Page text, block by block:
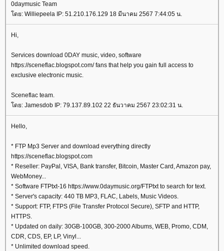
0daymusic Team
ดย: Williepeela IP: 51.210.176.129 18 มีนาคม 2567 7:44:05 น.
Hi,
Services download 0DAY music, video, software
https://sceneflac.blogspot.com/ fans that help you gain full access to
exclusive electronic music.
Sceneflac team.
ดย: Jamesdob IP: 79.137.89.102 22 ธันวาคม 2567 23:02:31 น.
Hello,
* FTP Mp3 Server and download everything directly
https://sceneflac.blogspot.com
* Reseller: PayPal, VISA, Bank transfer, Bitcoin, Master Card, Amazon pay,
WebMoney...
* Software FTPtxt-16 https://www.0daymusic.org/FTPtxt to search for text.
* Server's capacity: 440 TB MP3, FLAC, Labels, Music Videos.
* Support: FTP, FTPS (File Transfer Protocol Secure), SFTP and HTTP,
HTTPS.
* Updated on daily: 30GB-100GB, 300-2000 Albums, WEB, Promo, CDM,
CDR, CDS, EP, LP, Vinyl...
* Unlimited download speed.